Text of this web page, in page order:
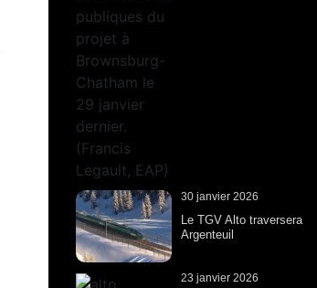
30 janvier 2026
Le TGV Alto traversera
Argenteuil
23 janvier 2026